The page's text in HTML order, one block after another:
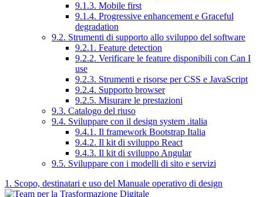
9.1.3. Mobile first
9.1.4. Progressive enhancement e Graceful
degradation
9.2. Strumenti di supporto allo sviluppo del software
9.2.1. Feature detection
9.2.2. Verificare le feature disponibili con Can I
use
9.2.3. Strumenti e risorse per CSS e JavaScript
9.2.4. Supporto browser
9.2.5. Misurare le prestazioni
9.3. Catalogo del riuso
9.4. Sviluppare con il design system .italia
9.4.1. Il framework Bootstrap Italia
9.4.2. Il kit di sviluppo React
9.4.3. Il kit di sviluppo Angular
9.5. Sviluppare con i modelli di sito e servizi
1. Scopo, destinatari e uso del Manuale operativo di design